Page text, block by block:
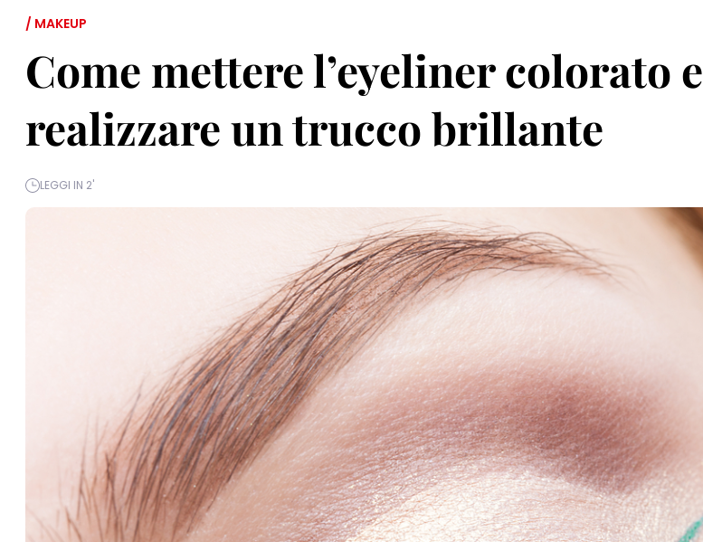
/ MAKEUP
Come mettere l’eyeliner colorato e
realizzare un trucco brillante
LEGGI IN 2'